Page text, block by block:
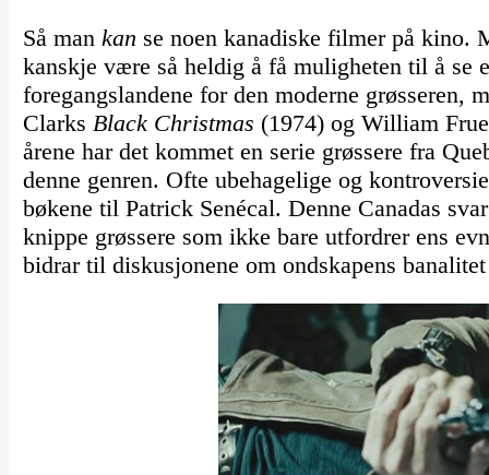
Så man kan se noen kanadiske filmer på kino.
kanskje være så heldig å få muligheten til å se
foregangslandene for den moderne grøsseren,
Clarks Black Christmas (1974) og William
årene har det kommet en serie grøssere fra
denne genren. Ofte ubehagelige og
bøkene til Patrick Senécal. Denne Canadas
knippe grøssere som ikke bare utfordrer ens
bidrar til diskusjonene om ondskapens